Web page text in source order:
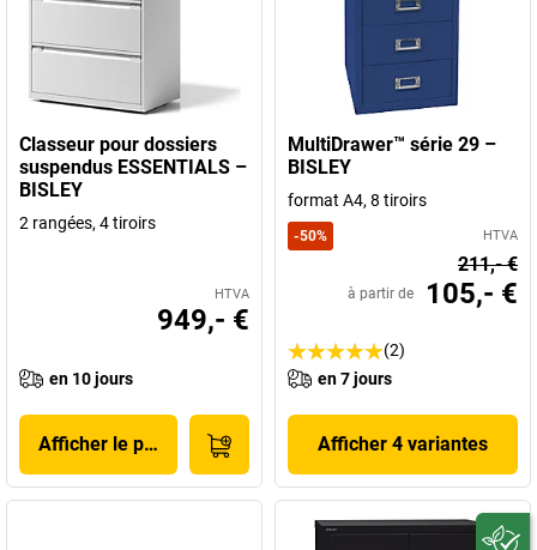
Classeur pour dossiers
suspendus ESSENTIALS –
BISLEY
2 rangées, 4 tiroirs
HTVA
949,- €
en 10 jours
Afficher le produit
MultiDrawer™ série 29 –
BISLEY
format A4, 8 tiroirs
-50% HTVA
211,- €
à partir de 105,- €
(2)
en 7 jours
Afficher 4 variantes